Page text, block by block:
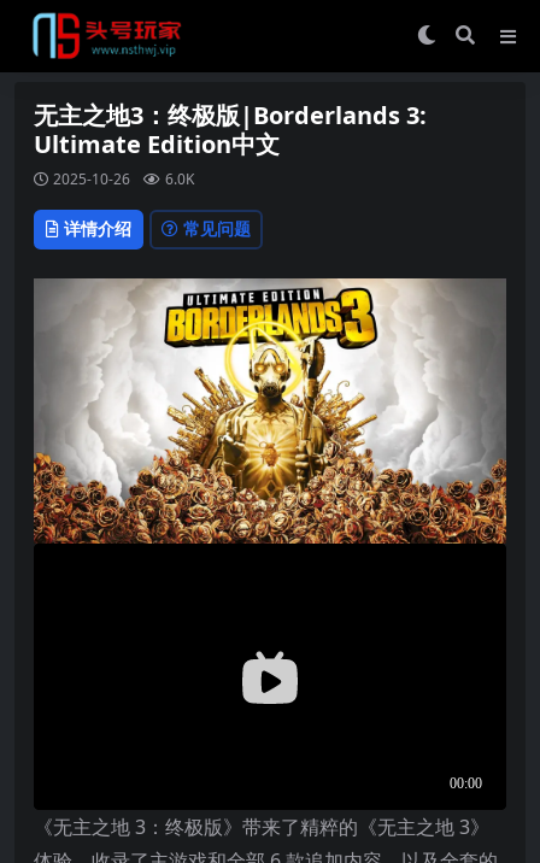
无主之地3：终极版|Borderlands 3:
Ultimate Edition中文
2025-10-26 6.0K
详情介绍 常见问题
《无主之地 3：终极版》带来了精粹的《无主之地 3》